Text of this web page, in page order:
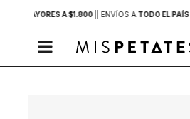
MAYORES A $1.800 | ENVÍOS A TODO EL PAÍS
